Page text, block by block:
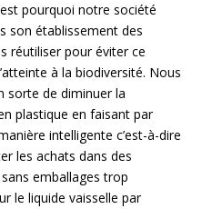
pourquoi notre société
son établissement des
réutiliser pour éviter ce
à la biodiversité. Nous
sorte de diminuer la
plastique en faisant par
intelligente c’est-à-dire
les achats dans des
emballages trop
le liquide vaisselle par